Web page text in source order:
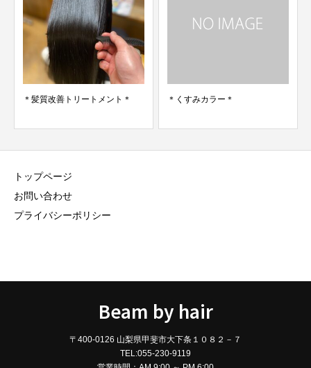
＊髪質改善トリートメント＊ ＊くすみカラー＊
トップページ
お問い合わせ
プライバシーポリシー
Beam by hair
〒400-0126 山梨県甲斐市大下条１０８２－７
TEL:055-230-9119